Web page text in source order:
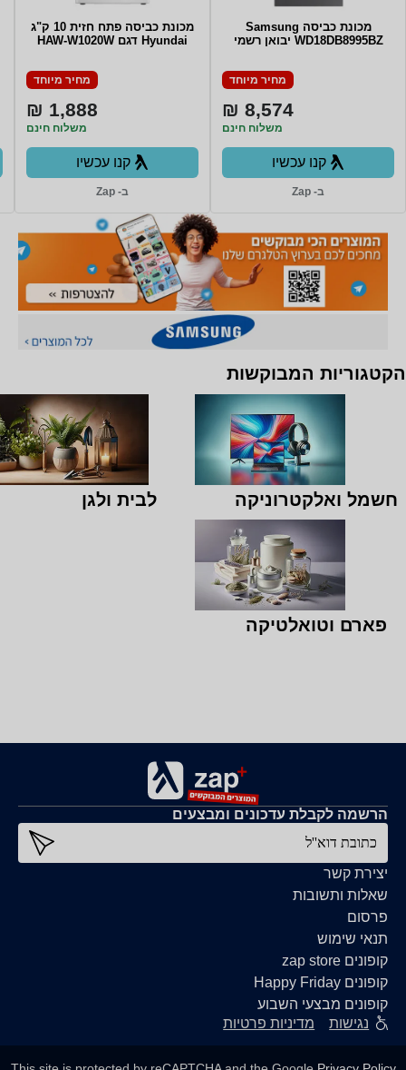
מכונת כביסה Samsung
WD18DB8995BZ יבואן רשמי
מחיר מיוחד
8,574 ₪
משלוח חינם
קנו עכשיו
ב- Zap
מכונת כביסה פתח חזית 10 ק"ג
Hyundai דגם HAW-W1020W
מחיר מיוחד
1,888 ₪
משלוח חינם
קנו עכשיו
ב- Zap
הקטגוריות המבוקשות
חשמל ואלקטרוניקה לבית ולגן
פארם וטואלטיקה
יצירת קשר
שאלות ותשובות
פרסום
תנאי שימוש
קופונים zap store
קופונים Happy Friday
קופונים מבצעי השבוע
הרשמה לקבלת עדכונים ומבצעים
כתובת דוא''ל
נגישות מדיניות פרטיות